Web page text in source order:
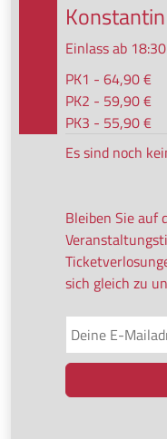
Einlass ab
PK1 - 64,90 €
PK2 - 59,90 €
PK3 - 55,90 €
Es sind noch
Bleiben Sie auf
sich gleich zu